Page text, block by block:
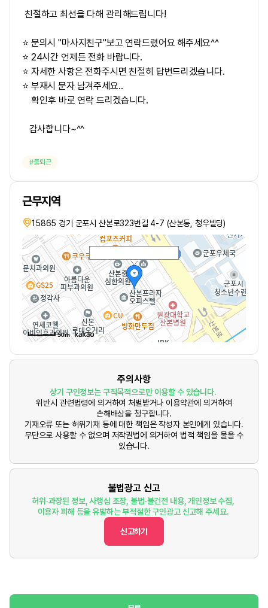
친절하고 최선을 다해 관리해드립니다!
⭐ 문의시 "마사지친구"보고 연락드렸어요 해주세요^^
⭐ 24시간 언제든 전화 바랍니다.
⭐ 자세한 사항은 전화주시면 친절히 답변드리겠습니다.
⭐ 부재시 문자 남겨주세요..
확인후 바로 연락 드리겠습니다.
감사합니다~^^
출퇴근
근무지역
15865 경기 군포시 산본로323번길 4-7 (산본동, 청우빌딩)
50m
주의사항
상기 구인정보는 구직목적으로만 이용할 수 있습니다.
위반시 관련법령에 의거하여 처벌받거나 이용약관에 의거하여
손해배상을 청구합니다.
기재오류 또는 허위기재 등에 대한 책임은 작성자 본인에게 있습니다.
무단으로 사용할 수 없으며 저작권법에 의거하여 법적 책임을 물을 수
있습니다.
불법광고 신고
허위·과장된 정보, 사행심 조장, 불법·불건전 내용, 개인정보 수집,
이용자 피해 등을 유발하는 부적절한 구인광고 신고해 주세요.
신고하기